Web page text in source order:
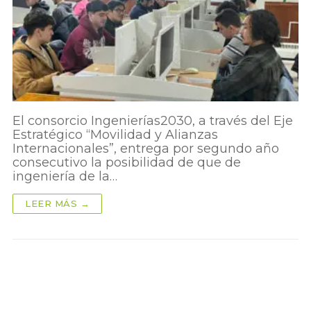
El consorcio Ingenierías2030, a través del Eje
Estratégico “Movilidad y Alianzas
Internacionales”, entrega por segundo año
consecutivo la posibilidad de que de
ingeniería de la…
LEER MÁS →